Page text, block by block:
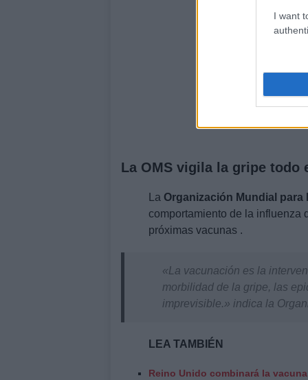
I want
La OMS vigila la gripe todo
La Organización Mundial para
comportamiento de la influenza
próximas vacunas .
«La vacunación es la
morbilidad de la gripe, las
imprevisible.» indica la
LEA TAMBIÉN
Reino Unido combinará la